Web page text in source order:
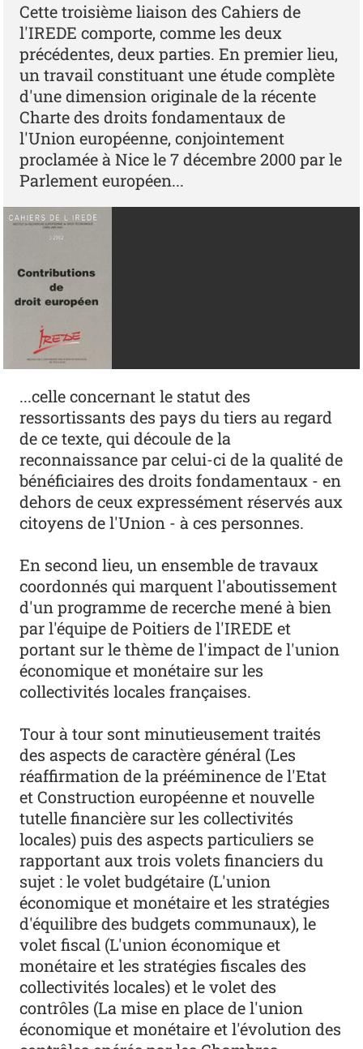
Cette troisième liaison des Cahiers de
l'IREDE comporte, comme les deux
précédentes, deux parties. En premier lieu,
un travail constituant une étude complète
d'une dimension originale de la récente
Charte des droits fondamentaux de
l'Union européenne, conjointement
proclamée à Nice le 7 décembre 2000 par le
Parlement européen...
...celle concernant le statut des
ressortissants des pays du tiers au regard
de ce texte, qui découle de la
reconnaissance par celui-ci de la qualité de
bénéficiaires des droits fondamentaux - en
dehors de ceux expressément réservés aux
citoyens de l'Union - à ces personnes.
En second lieu, un ensemble de travaux
coordonnés qui marquent l'aboutissement
d'un programme de recerche mené à bien
par l'équipe de Poitiers de l'IREDE et
portant sur le thème de l'impact de l'union
économique et monétaire sur les
collectivités locales françaises.
Tour à tour sont minutieusement traités
des aspects de caractère général (Les
réaffirmation de la prééminence de l'Etat
et Construction européenne et nouvelle
tutelle financière sur les collectivités
locales) puis des aspects particuliers se
rapportant aux trois volets financiers du
sujet : le volet budgétaire (L'union
économique et monétaire et les stratégies
d'équilibre des budgets communaux), le
volet fiscal (L'union économique et
monétaire et les stratégies fiscales des
collectivités locales) et le volet des
contrôles (La mise en place de l'union
économique et monétaire et l'évolution des